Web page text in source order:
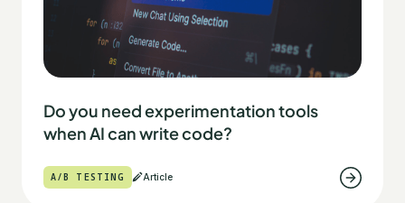
Do you need experimentation tools
when AI can write code?
A/B TESTING Article